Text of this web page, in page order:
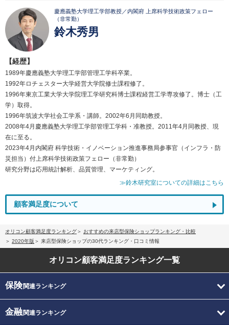
慶應義塾大学理工学部教授／内閣府 上席科学技術政策フェロー
（非常勤）
鈴木秀男
【経歴】
1989年慶應義塾大学理工学部管理工学科卒業。
1992年ロチェスター大学経営大学院修士課程修了。
1996年東京工業大学大学院理工学研究科博士課程経営工学専攻修了。博士（工
学）取得。
1996年筑波大学社会工学系・講師。2002年6月同助教授。
2008年4月慶應義塾大学理工学部管理工学科・准教授。2011年4月同教授、現
在に至る。
2023年4月内閣府 科学技術・イノベーション推進事務局参事官（インフラ・防
災担当）付上席科学技術政策フェロー（非常勤）
研究分野は応用統計解析、品質管理、マーケティング。
≫鈴木研究室についての詳細はこちら
顧客満足度について
オリコン顧客満足度ランキング
おすすめの来店型保険ショップランキング・比較
2020年版
来店型保険ショップの30代ランキング・口コミ情報
オリコン顧客満足度ランキング一覧
保険関連ランキング
金融関連ランキング